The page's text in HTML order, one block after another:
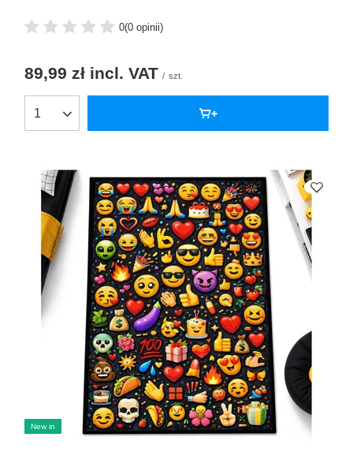
0(0 opinii)
89,99 zł incl. VAT / szt.
New in